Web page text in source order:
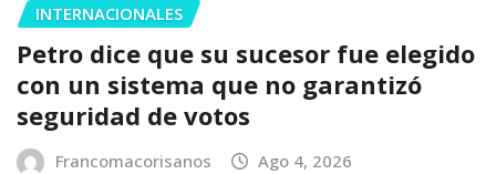
INTERNACIONALES
Petro dice que su sucesor fue elegido
con un sistema que no garantizó
seguridad de votos
Francomacorisanos Ago 4, 2026